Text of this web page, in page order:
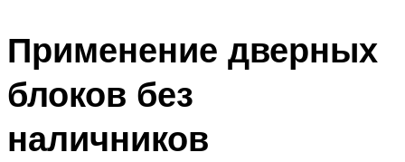
Применение дверных
блоков без
наличников